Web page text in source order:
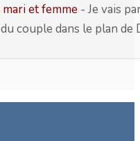
et femme - Je vais
couple dans le plan de